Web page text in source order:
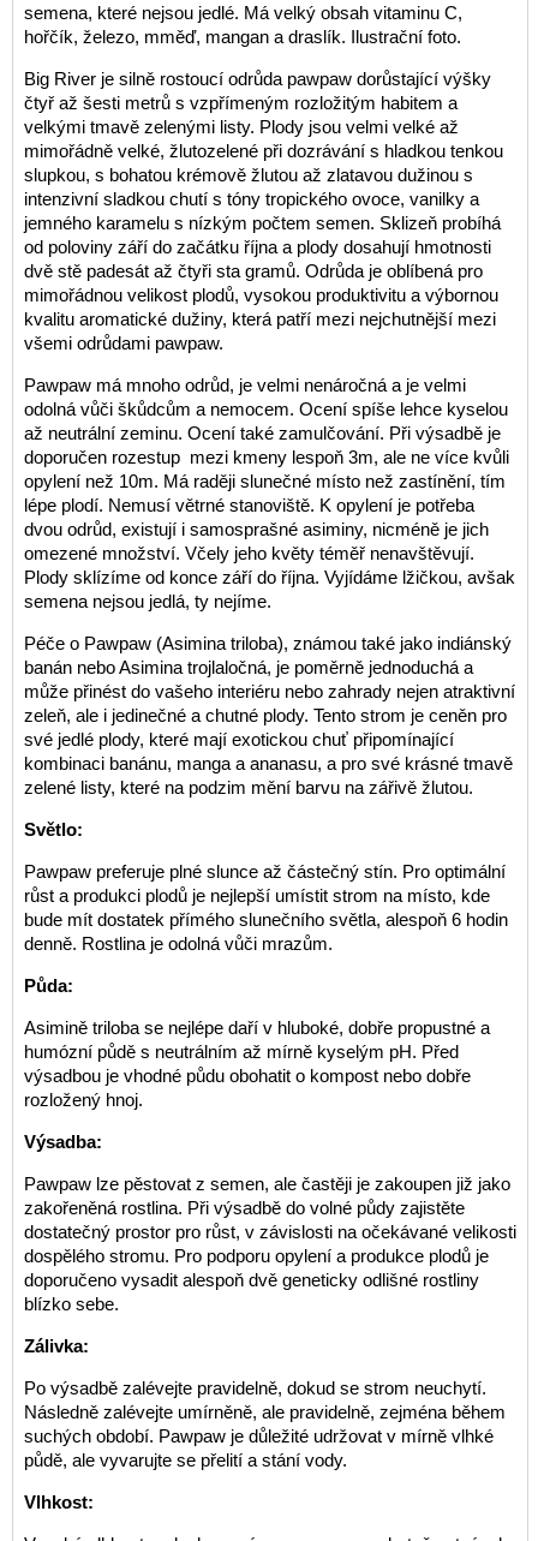
semena, které nejsou jedlé. Má velký obsah vitaminu C,
hořčík, železo, mměď, mangan a draslík. Ilustrační foto.
Big River je silně rostoucí odrůda pawpaw dorůstající výšky
čtyř až šesti metrů s vzpřímeným rozložitým habitem a
velkými tmavě zelenými listy. Plody jsou velmi velké až
mimořádně velké, žlutozelené při dozrávání s hladkou tenkou
slupkou, s bohatou krémově žlutou až zlatavou dužinou s
intenzivní sladkou chutí s tóny tropického ovoce, vanilky a
jemného karamelu s nízkým počtem semen. Sklizeň probíhá
od poloviny září do začátku října a plody dosahují hmotnosti
dvě stě padesát až čtyři sta gramů. Odrůda je oblíbená pro
mimořádnou velikost plodů, vysokou produktivitu a výbornou
kvalitu aromatické dužiny, která patří mezi nejchutnější mezi
všemi odrůdami pawpaw.
Pawpaw má mnoho odrůd, je velmi nenáročná a je velmi
odolná vůči škůdcům a nemocem. Ocení spíše lehce kyselou
až neutrální zeminu. Ocení také zamulčování. Při výsadbě je
doporučen rozestup mezi kmeny lespoň 3m, ale ne více kvůli
opylení než 10m. Má raději slunečné místo než zastínění, tím
lépe plodí. Nemusí větrné stanoviště. K opylení je potřeba
dvou odrůd, existují i samosprašné asiminy, nicméně je jich
omezené množství. Včely jeho květy téměř nenavštěvují.
Plody sklízíme od konce září do října. Vyjídáme lžičkou, avšak
semena nejsou jedlá, ty nejíme.
Péče o Pawpaw (Asimina triloba), známou také jako indiánský
banán nebo Asimina trojlaločná, je poměrně jednoduchá a
může přinést do vašeho interiéru nebo zahrady nejen atraktivní
zeleň, ale i jedinečné a chutné plody. Tento strom je ceněn pro
své jedlé plody, které mají exotickou chuť připomínající
kombinaci banánu, manga a ananasu, a pro své krásné tmavě
zelené listy, které na podzim mění barvu na zářivě žlutou.
Světlo:
Pawpaw preferuje plné slunce až částečný stín. Pro optimální
růst a produkci plodů je nejlepší umístit strom na místo, kde
bude mít dostatek přímého slunečního světla, alespoň 6 hodin
denně. Rostlina je odolná vůči mrazům.
Půda:
Asimině triloba se nejlépe daří v hluboké, dobře propustné a
humózní půdě s neutrálním až mírně kyselým pH. Před
výsadbou je vhodné půdu obohatit o kompost nebo dobře
rozložený hnoj.
Výsadba:
Pawpaw lze pěstovat z semen, ale častěji je zakoupen již jako
zakořeněná rostlina. Při výsadbě do volné půdy zajistěte
dostatečný prostor pro růst, v závislosti na očekávané velikosti
dospělého stromu. Pro podporu opylení a produkce plodů je
doporučeno vysadit alespoň dvě geneticky odlišné rostliny
blízko sebe.
Zálivka:
Po výsadbě zalévejte pravidelně, dokud se strom neuchytí.
Následně zalévejte umírněně, ale pravidelně, zejména během
suchých období. Pawpaw je důležité udržovat v mírně vlhké
půdě, ale vyvarujte se přelití a stání vody.
Vlhkost: